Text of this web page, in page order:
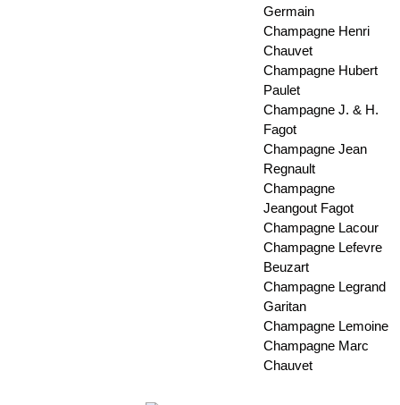
Germain
Champagne Henri
Chauvet
Champagne Hubert
Paulet
Champagne J. & H.
Fagot
Champagne Jean
Regnault
Champagne
Jeangout Fagot
Champagne Lacour
Champagne Lefevre
Beuzart
Champagne Legrand
Garitan
Champagne Lemoine
Champagne Marc
Chauvet